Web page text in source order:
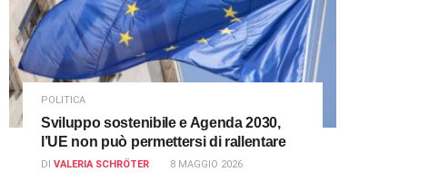
POLITICA
Sviluppo sostenibile e Agenda 2030,
l’UE non può permettersi di rallentare
DI VALERIA SCHRÖTER 8 MAGGIO 2026